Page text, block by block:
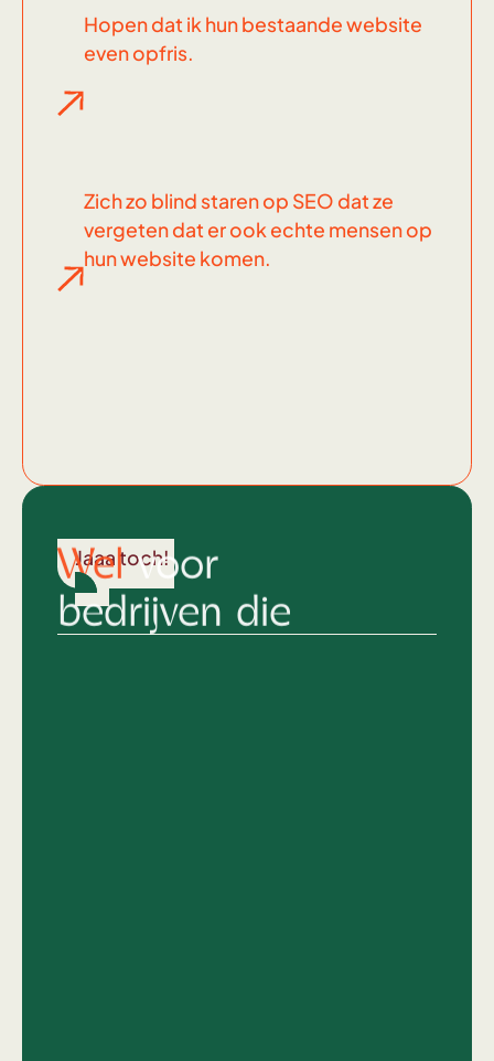
Hopen dat ik hun bestaande website
even opfris.
Zich zo blind staren op SEO dat ze
vergeten dat er ook echte mensen op
hun website komen.
Jaaa toch!
Welvoor
bedrijven die